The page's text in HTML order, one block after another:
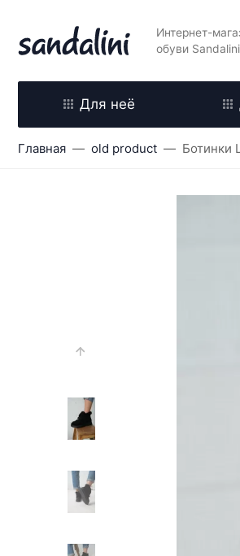
Интернет-
обуви
Для неё
Главная old product Ботинки